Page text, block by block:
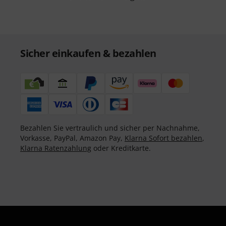
Sicher einkaufen & bezahlen
Bezahlen Sie vertraulich und sicher per Nachnahme,
Vorkasse, PayPal, Amazon Pay, Klarna Sofort bezahlen,
Klarna Ratenzahlung oder Kreditkarte.